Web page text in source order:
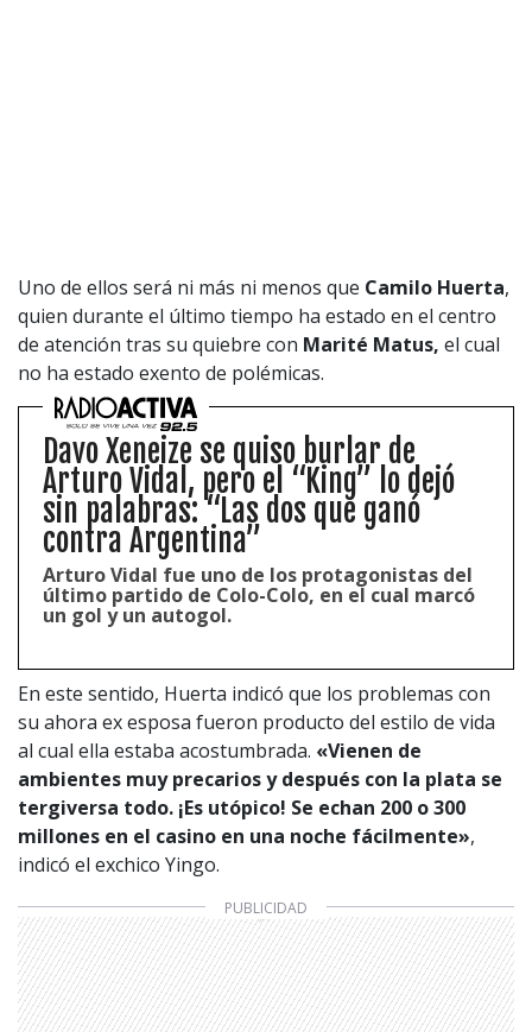
Uno de ellos será ni más ni menos que Camilo Huerta,
quien durante el último tiempo ha estado en el centro
de atención tras su quiebre con Marité Matus, el cual
no ha estado exento de polémicas.
Davo Xeneize se quiso burlar de
Arturo Vidal, pero el “King” lo dejó
sin palabras: “Las dos que ganó
contra Argentina”
Arturo Vidal fue uno de los protagonistas del
último partido de Colo-Colo, en el cual marcó
un gol y un autogol.
En este sentido, Huerta indicó que los problemas con
su ahora ex esposa fueron producto del estilo de vida
al cual ella estaba acostumbrada. «Vienen de
ambientes muy precarios y después con la plata se
tergiversa todo. ¡Es utópico! Se echan 200 o 300
millones en el casino en una noche fácilmente»,
indicó el exchico Yingo.